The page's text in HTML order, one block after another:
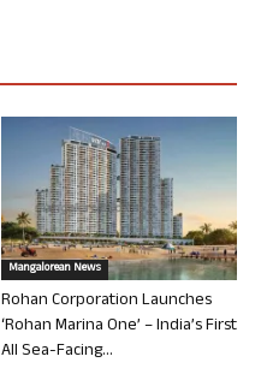
Mangalorean News
Rohan Corporation Launches
‘Rohan Marina One’ – India’s First
All Sea-Facing...